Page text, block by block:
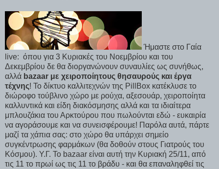
Ήμαστε στο Γαία
live: όπου για 3 Κυριακές του Νοεμβρίου και του
Δεκεμβρίου δε θα διοργανώνουν συναυλίες ως συνήθως,
αλλά bazaar με χειροποίητους θησαυρούς και έργα
τέχνης! Το δίκτυο καλλιτεχνών της PillBox κατέκλυσε το
διώροφο τούβλινο χώρο με ρούχα, αξεσουάρ, χειροποίητα
καλλυντικά και είδη διακόσμησης αλλά και τα ιδιαίτερα
μπλουζάκια του Αρκτούρου που πωλούνται εδώ - ευκαιρία
να αγοράσουμε και να συνεισφέρουμε! Παρόλα αυτά, πάρτε
μαζί τα χάπια σας: στο χώρο θα υπάρχει σημείο
συγκέντρωσης φαρμάκων (θα δοθούν στους Γιατρούς του
Κόσμου). Υ.Γ. Το bazaar είναι αυτή την Κυριακή 25/11, από
τις 11 το πρωί ως τις 11 το βράδυ - και θα επαναληφθεί τις